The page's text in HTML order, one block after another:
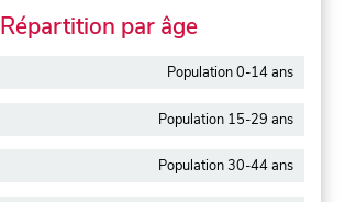
Répartition par âge
Population 0-14 ans
Population 15-29 ans
Population 30-44 ans